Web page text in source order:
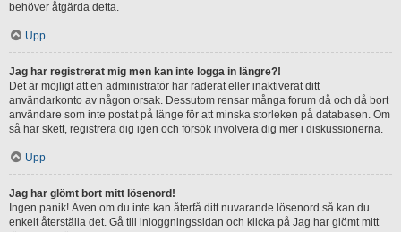
behöver åtgärda detta.
Upp
Jag har registrerat mig men kan inte logga in längre?!
Det är möjligt att en administratör har raderat eller inaktiverat ditt
användarkonto av någon orsak. Dessutom rensar många forum då och då bort
användare som inte postat på länge för att minska storleken på databasen. Om
så har skett, registrera dig igen och försök involvera dig mer i diskussionerna.
Upp
Jag har glömt bort mitt lösenord!
Ingen panik! Även om du inte kan återfå ditt nuvarande lösenord så kan du
enkelt återställa det. Gå till inloggningssidan och klicka på Jag har glömt mitt